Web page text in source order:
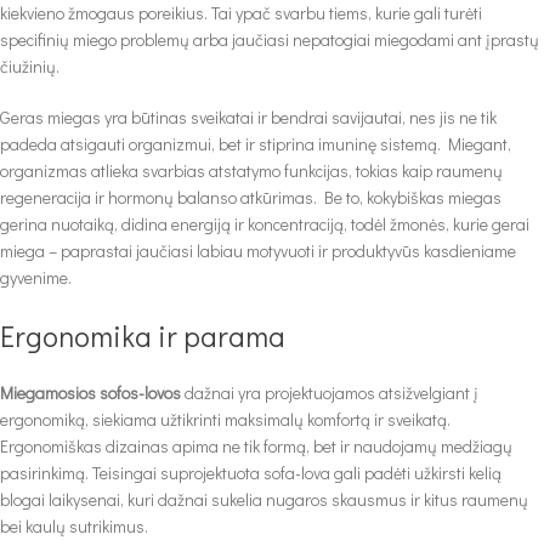
kiekvieno žmogaus poreikius. Tai ypač svarbu tiems, kurie gali turėti
specifinių miego problemų arba jaučiasi nepatogiai miegodami ant įprastų
čiužinių.
Geras miegas yra būtinas sveikatai ir bendrai savijautai, nes jis ne tik
padeda atsigauti organizmui, bet ir stiprina imuninę sistemą. Miegant,
organizmas atlieka svarbias atstatymo funkcijas, tokias kaip raumenų
regeneracija ir hormonų balanso atkūrimas. Be to, kokybiškas miegas
gerina nuotaiką, didina energiją ir koncentraciją, todėl žmonės, kurie gerai
miega – paprastai jaučiasi labiau motyvuoti ir produktyvūs kasdieniame
gyvenime.
Ergonomika ir parama
Miegamosios sofos-lovosdažnai yra projektuojamos atsižvelgiant į
ergonomiką, siekiama užtikrinti maksimalų komfortą ir sveikatą.
Ergonomiškas dizainas apima ne tik formą, bet ir naudojamų medžiagų
pasirinkimą. Teisingai suprojektuota sofa-lova gali padėti užkirsti kelią
blogai laikysenai, kuri dažnai sukelia nugaros skausmus ir kitus raumenų
bei kaulų sutrikimus.